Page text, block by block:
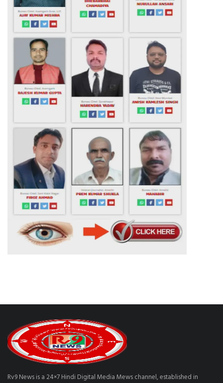
Rv9 News is a 24×7 Hindi Digital Media Mews channel, established in